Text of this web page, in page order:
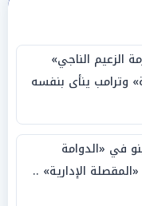
الزعيم الناجي»
وترامب ينأى بنفسه
في «الدوامة
الإدارية» ..